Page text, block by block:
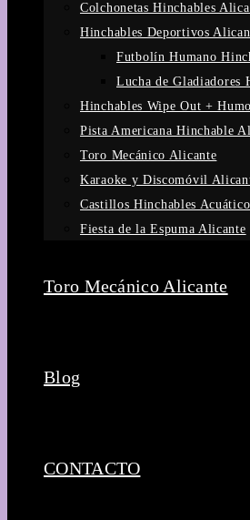
Colchonetas Hinchables
Hinchables Deportivos
Futbolín Humano
Lucha de Gladiadores
Hinchables Wipe Out +
Pista Americana Hinchable
Toro Mecánico Alicante
Karaoke y Discomóvil
Castillos Hinchables
Fiesta de la Espuma Alicante
Toro Mecánico Alicante
Blog
CONTACTO